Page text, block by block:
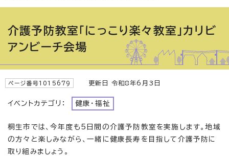
介護予防教室「にっこり楽々教室」カリビ
アンビーチ会場
ページ番号1015679 更新日 令和8年6月3日
イベントカテゴリ： 健康・福祉
桐生市では、今年度も5日間の介護予防教室を実施します。地域
の方々と楽しみながら、一緒に健康長寿を目指して介護予防に
取り組みましょう。